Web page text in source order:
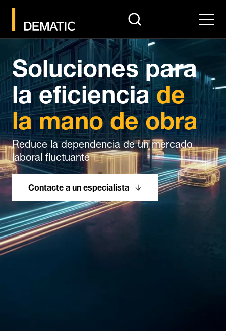
search Menu
Soluciones para
la eficienciade
la mano de obra
Reduce la dependencia de un mercado
laboral fluctuante
Contacte a un especialista